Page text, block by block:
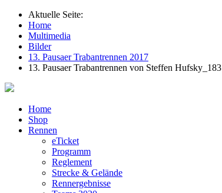
Aktuelle Seite:
Home
Multimedia
Bilder
13. Pausaer Trabantrennen 2017
13. Pausaer Trabantrennen von Steffen Hufsky_183
Home
Shop
Rennen
eTicket
Programm
Reglement
Strecke & Gelände
Rennergebnisse